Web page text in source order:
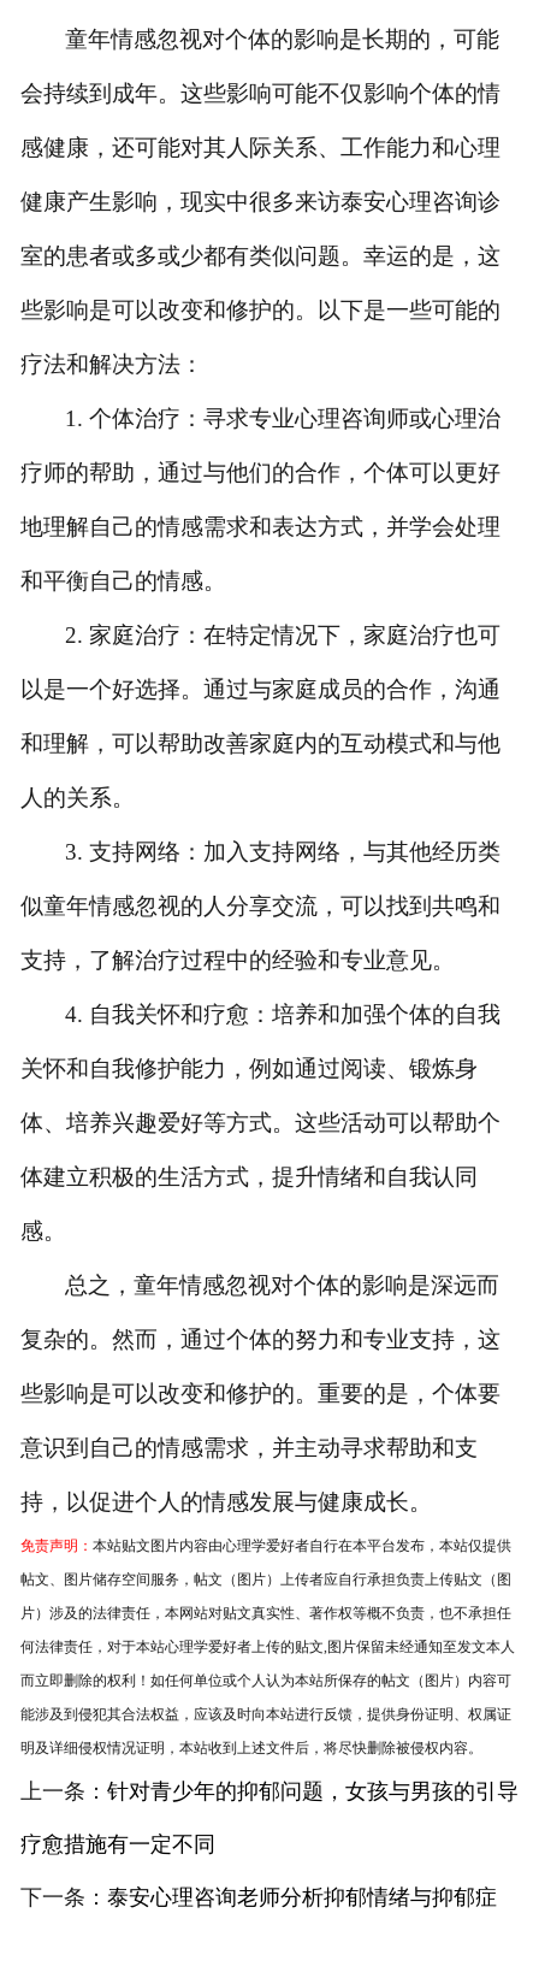
童年情感忽视对个体的影响是长期的，可能
会持续到成年。这些影响可能不仅影响个体的情
感健康，还可能对其人际关系、工作能力和心理
健康产生影响 ，现实中很多来访泰安心理咨询诊
室的患者或多或少都有类似问题。幸运的是，这
些影响是可以改变和修护的。以下是一些可能的
疗法和解决方法：
1. 个体治疗：寻求专业心理咨询师或心理治
疗师的帮助，通过与他们的合作，个体可以更好
地理解自己的情感需求和表达方式，并学会处理
和平衡自己的情感。
2. 家庭治疗：在特定情况下，家庭治疗也可
以是一个好选择。通过与家庭成员的合作，沟通
和理解，可以帮助改善家庭内的互动模式和与他
人的关系。
3. 支持网络：加入支持网络，与其他经历类
似童年情感忽视的人分享交流，可以找到共鸣和
支持，了解治疗过程中的经验和专业意见。
4. 自我关怀和疗愈：培养和加强个体的自我
关怀和自我修护能力，例如通过阅读、锻炼身
体、培养兴趣爱好等方式。这些活动可以帮助个
体建立积极的生活方式，提升情绪和自我认同
感。
总之，童年情感忽视对个体的影响是深远而
复杂的。然而，通过个体的努力和专业支持，这
些影响是可以改变和修护的。重要的是，个体要
意识到自己的情感需求，并主动寻求帮助和支
持，以促进个人的情感发展与健康成长。
免责声明： 本站贴文图片内容由心理学爱好者自行在本平台发布，本站仅提供
帖文、图片储存空间服务，帖文（图片）上传者应自行承担负责上传贴文（图
片）涉及的法律责任，本网站对贴文真实性、著作权等概不负责，也不承担任
何法律责任，对于本站心理学爱好者上传的贴文,图片保留未经通知至发文本人
而立即删除的权利！如任何单位或个人认为本站所保存的帖文（图片）内容可
能涉及到侵犯其合法权益，应该及时向本站进行反馈，提供身份证明、权属证
明及详细侵权情况证明，本站收到上述文件后，将尽快删除被侵权内容。
上一条： 针对青少年的抑郁问题，女孩与男孩的引导
疗愈措施有一定不同
下一条： 泰安心理咨询老师分析抑郁情绪与抑郁症